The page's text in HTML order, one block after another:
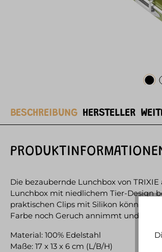
BESCHREIBUNG HERSTELLER
Die bezaubernde Lunchbox von
Lunchbox mit niedlichem Tier-Design
praktischen Clips mit Silikon können
Farbe noch Geruch annimmt und die
Material: 100% Edelstahl
Maße: 17 x 13 x 6 cm (L/B/H)